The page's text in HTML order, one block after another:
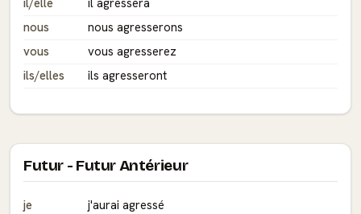
il/elle
il agressera
nous
nous agresserons
vous
vous agresserez
ils/elles
ils agresseront
Futur - Futur Antérieur
je
j'aurai agressé